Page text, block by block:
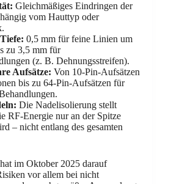
Gleichmäßiges Eindringen der
vom Hauttyp oder
0,5 mm für feine Linien um
zu 3,5 mm für
(z. B. Dehnungsstreifen).
Aufsätze: Von 10-Pin-Aufsätzen
bis zu 64-Pin-Aufsätzen für
Die Nadelisolierung stellt
RF-Energie nur an der Spitze
– nicht entlang des gesamten
im Oktober 2025 darauf
vor allem bei nicht